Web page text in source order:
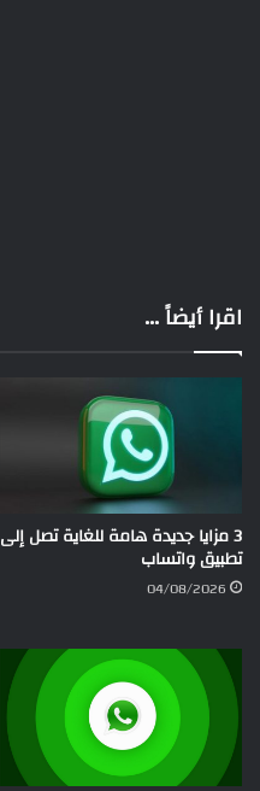
اقرا أيضاً ...
3 مزايا جديدة هامة للغاية تصل إلى
تطبيق واتساب
04/08/2026